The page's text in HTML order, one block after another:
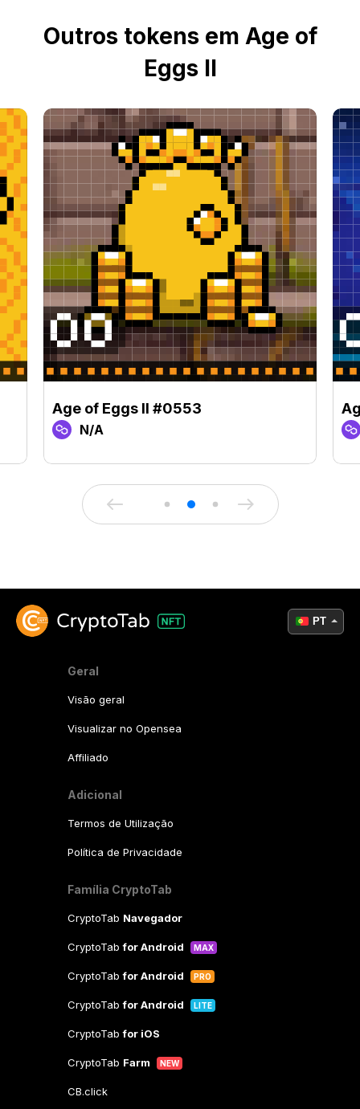
Outros tokens em Age of
Eggs II
Age of Eggs II #0553
N/A
Geral
Visão geral
Visualizar no Opensea
Affiliado
Adicional
Termos de Utilização
Política de Privacidade
Família CryptoTab
CryptoTab Navegador
CryptoTabfor Android MAX
CryptoTabfor Android PRO
CryptoTabfor Android LITE
CryptoTabfor iOS
CryptoTab Farm NEW
CB.click
PT